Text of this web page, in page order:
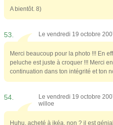
A bientôt. 8)
53. Le vendredi 19 octobre
Merci beaucoup pour la photo !!! En
peluche est juste à croquer !!! Merci
continuation dans ton intégrité et ton
54.
Le vendredi 19 octobre
willoe
Huhu, acheté à ikéa, non ? il est